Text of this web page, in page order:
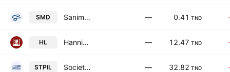
SMD Sanimed SA — 0.41 TND
HL Hannibal Lease SA — 12.47 TND
STPIL Societe de Transport des Hydrocarbures par Pipelines SA — 32.82 TND